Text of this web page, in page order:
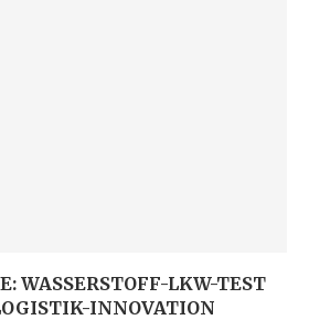
WASSERSTOFF-LKW-TEST
INNOVATION